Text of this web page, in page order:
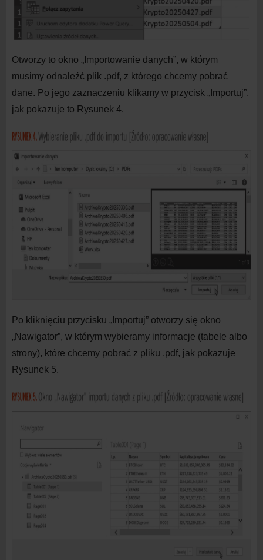
Otworzy to okno „Importowanie danych”, w którym
musimy odnaleźć plik .pdf, z którego chcemy pobrać
dane. Po jego zaznaczeniu klikamy w przycisk „Importuj”,
jak pokazuje to Rysunek 4.
Po kliknięciu przycisku „Importuj” otworzy się okno
„Nawigator”, w którym wybieramy informacje (tabele albo
strony), które chcemy pobrać z pliku .pdf, jak pokazuje
Rysunek 5.